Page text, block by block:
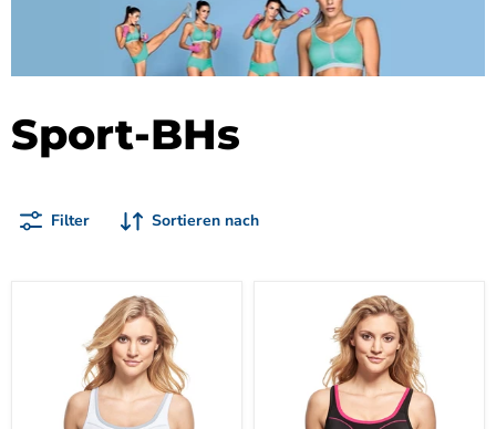
Sport-BHs
Filter Sortieren nach